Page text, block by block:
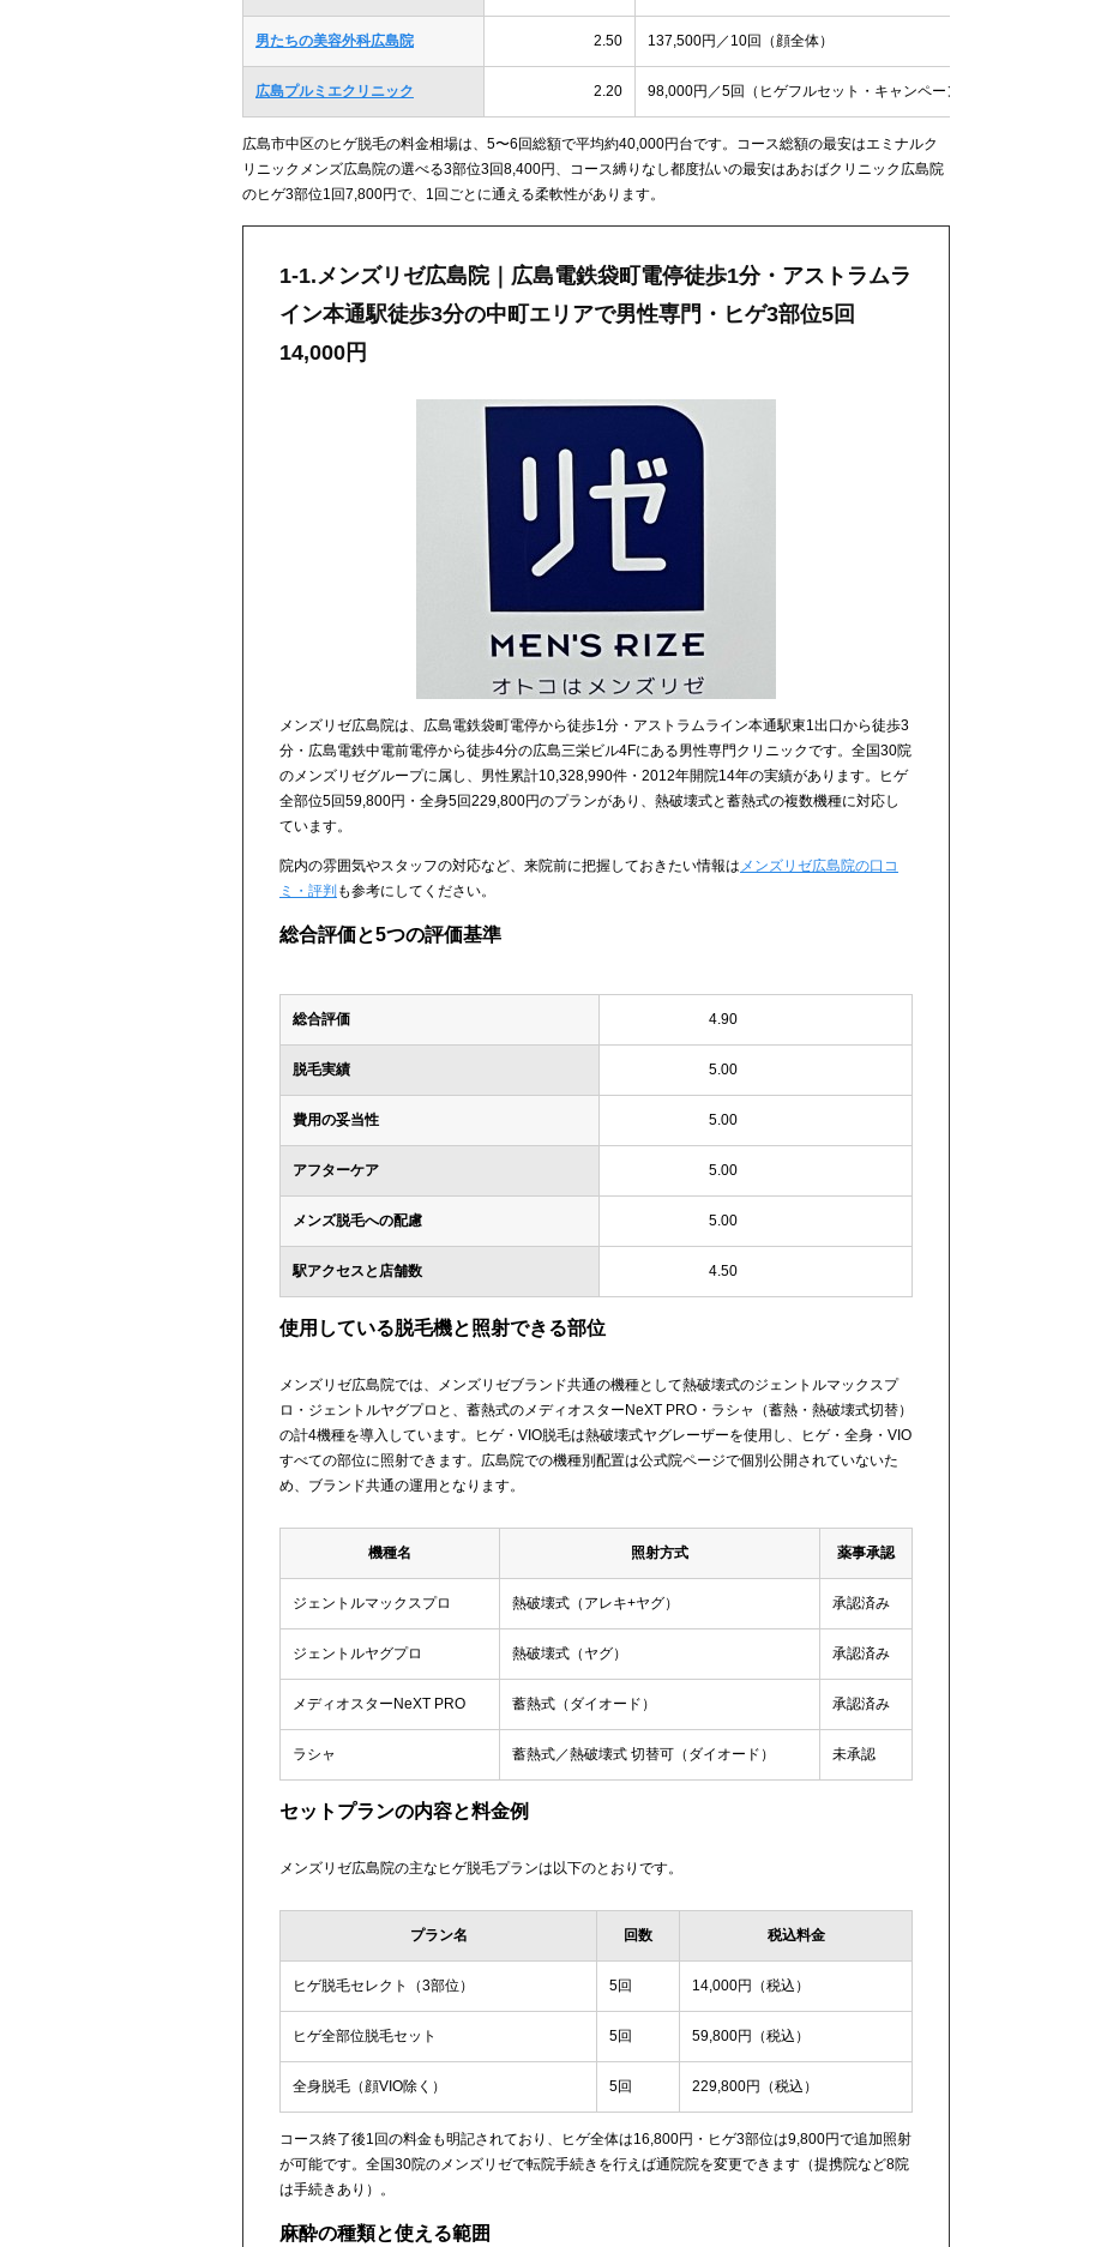
男たちの美容外科広島院 2.50 137,500円／10回（顔全体）
広島プルミエクリニック 2.20 98,000円／5回（ヒゲフルセット・キャンペーン）
広島市中区のヒゲ脱毛の料金相場は、5〜6回総額で平均約40,000円台です。コース総額の最安はエミナルク
リニックメンズ広島院の選べる3部位3回8,400円、コース縛りなし都度払いの最安はあおばクリニック広島院
のヒゲ3部位1回7,800円で、1回ごとに通える柔軟性があります。
1-1.メンズリゼ広島院｜広島電鉄袋町電停徒歩1分・アストラムラ
イン本通駅徒歩3分の中町エリアで男性専門・ヒゲ3部位5回
14,000円
メンズリゼ広島院は、広島電鉄袋町電停から徒歩1分・アストラムライン本通駅東1出口から徒歩3
分・広島電鉄中電前電停から徒歩4分の広島三栄ビル4Fにある男性専門クリニックです。全国30院
のメンズリゼグループに属し、男性累計10,328,990件・2012年開院14年の実績があります。ヒゲ
全部位5回59,800円・全身5回229,800円のプランがあり、熱破壊式と蓄熱式の複数機種に対応し
ています。
院内の雰囲気やスタッフの対応など、来院前に把握しておきたい情報は メンズリゼ広島院の口コ
ミ・評判 も参考にしてください。
総合評価と5つの評価基準
総合評価 4.90
脱毛実績 5.00
費用の妥当性 5.00
アフターケア 5.00
メンズ脱毛への配慮 5.00
駅アクセスと店舗数 4.50
使用している脱毛機と照射できる部位
メンズリゼ広島院では、メンズリゼブランド共通の機種として熱破壊式のジェントルマックスプ
ロ・ジェントルヤグプロと、蓄熱式のメディオスターNeXT PRO・ラシャ（蓄熱・熱破壊式切替）
の計4機種を導入しています。ヒゲ・VIO脱毛は熱破壊式ヤグレーザーを使用し、ヒゲ・全身・VIO
すべての部位に照射できます。広島院での機種別配置は公式院ページで個別公開されていないた
め、ブランド共通の運用となります。
機種名 照射方式 薬事承認
ジェントルマックスプロ 熱破壊式（アレキ+ヤグ） 承認済み
ジェントルヤグプロ 熱破壊式（ヤグ） 承認済み
メディオスターNeXT PRO 蓄熱式（ダイオード） 承認済み
ラシャ 蓄熱式／熱破壊式 切替可（ダイオード） 未承認
セットプランの内容と料金例
メンズリゼ広島院の主なヒゲ脱毛プランは以下のとおりです。
プラン名 回数 税込料金
ヒゲ脱毛セレクト（3部位） 5回 14,000円（税込）
ヒゲ全部位脱毛セット 5回 59,800円（税込）
全身脱毛（顔VIO除く） 5回 229,800円（税込）
コース終了後1回の料金も明記されており、ヒゲ全体は16,800円・ヒゲ3部位は9,800円で追加照射
が可能です。全国30院のメンズリゼで転院手続きを行えば通院院を変更できます（提携院など8院
は手続きあり）。
麻酔の種類と使える範囲